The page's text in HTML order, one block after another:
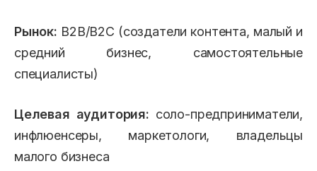
Рынок: B2B/B2C (создатели контента, малый и
средний бизнес, самостоятельные
специалисты)
Целевая аудитория: соло-предприниматели,
инфлюенсеры, маркетологи, владельцы
малого бизнеса